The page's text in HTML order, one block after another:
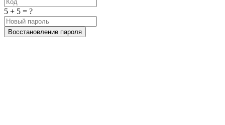
5 + 5 = ?
Восстановление пароля